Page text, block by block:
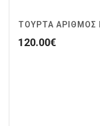
ΤΟΥΡΤΑ ΑΡΙΘΜΟΣ
120.00€